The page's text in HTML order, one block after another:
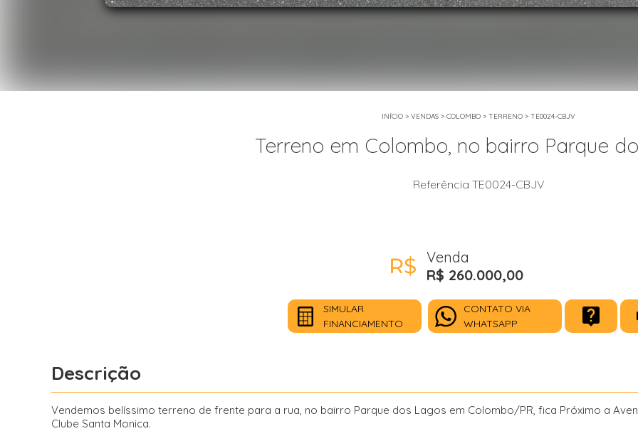
INÍCIO > VENDAS > COLOMBO > TERRENO > TE0024-CBJV
Terreno em Colombo, no bairro Parque
Referência TE0024-CBJV
Venda
R$ 260.000,00
SIMULAR
FINANCIAMENTO
CONTATO VIA
WHATSAPP
Descrição
Vendemos belíssimo terreno de frente para a rua, no bairro Parque dos Lagos em Colombo/PR, fica Próximo a
Clube Santa Monica.